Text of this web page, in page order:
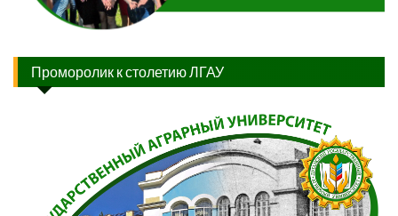
Проморолик к столетию ЛГАУ